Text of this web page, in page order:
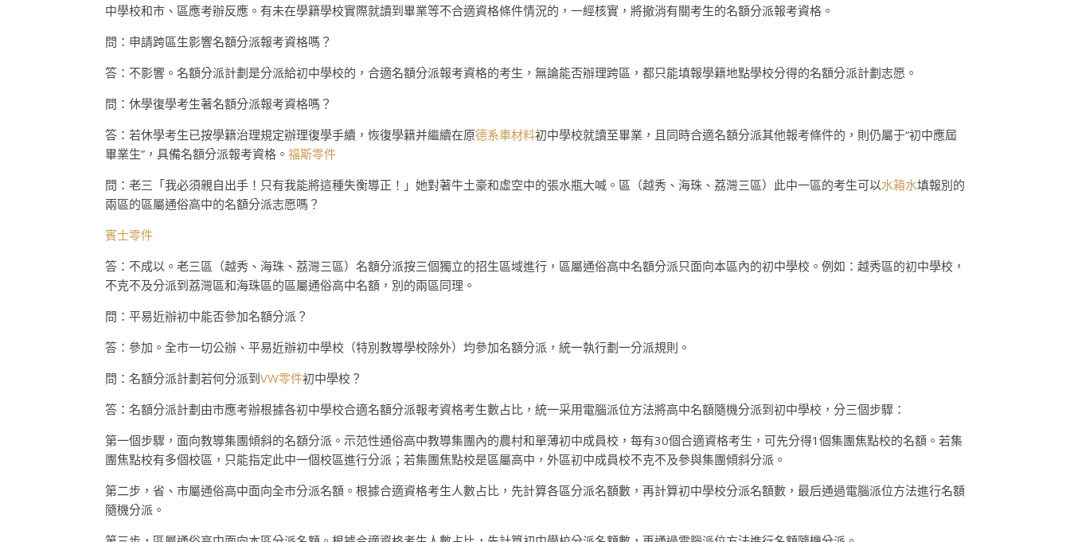
中學校和市、區應考辦反應。有未在學籍學校實際就讀到畢業等不合適資格條件情況的，一經核實，將撤消有關考生的名額分派報考資格。
問：申請跨區生影響名額分派報考資格嗎？
答：不影響。名額分派計劃是分派給初中學校的，合適名額分派報考資格的考生，無論能否辦理跨區，都只能填報學籍地點學校分得的名額分派計劃志愿。
問：休學復學考生著名額分派報考資格嗎？
答：若休學考生已按學籍治理規定辦理復學手續，恢復學籍并繼續在原德系車材料初中學校就讀至畢業，且同時合適名額分派其他報考條件的，則仍屬于“初中應屆
畢業生”，具備名額分派報考資格。 福斯零件
問：老三「我必須親自出手！只有我能將這種失衡導正！」她對著牛土豪和虛空中的張水瓶大喊。區（越秀、海珠、荔灣三區）此中一區的考生可以水箱水填報別的
兩區的區屬通俗高中的名額分派志愿嗎？
賓士零件
答：不成以。老三區（越秀、海珠、荔灣三區）名額分派按三個獨立的招生區域進行，區屬通俗高中名額分派只面向本區內的初中學校。例如：越秀區的初中學校，
不克不及分派到荔灣區和海珠區的區屬通俗高中名額，別的兩區同理。
問：平易近辦初中能否參加名額分派？
答：參加。全市一切公辦、平易近辦初中學校（特別教導學校除外）均參加名額分派，統一執行劃一分派規則。
問：名額分派計劃若何分派到VW零件初中學校？
答：名額分派計劃由市應考辦根據各初中學校合適名額分派報考資格考生數占比，統一采用電腦派位方法將高中名額隨機分派到初中學校，分三個步驟：
第一個步驟，面向教導集團傾斜的名額分派。示范性通俗高中教導集團內的農村和單薄初中成員校，每有30個合適資格考生，可先分得1個集團焦點校的名額。若集
團焦點校有多個校區，只能指定此中一個校區進行分派；若集團焦點校是區屬高中，外區初中成員校不克不及參與集團傾斜分派。
第二步，省、市屬通俗高中面向全市分派名額。根據合適資格考生人數占比，先計算各區分派名額數，再計算初中學校分派名額數，最后通過電腦派位方法進行名額
隨機分派。